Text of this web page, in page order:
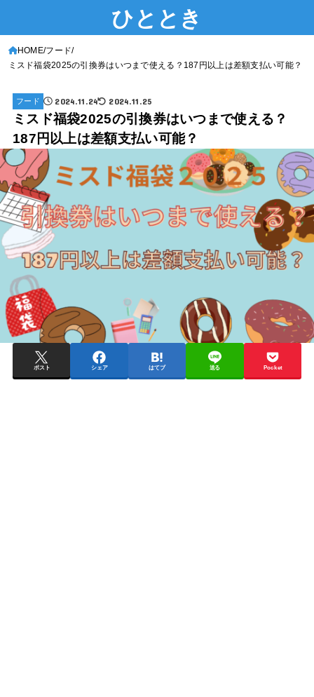
ひととき
HOME フード
ミスド福袋2025の引換券はいつまで使える？187円以上は差額支払い可能？
フード 2024.11.24 2024.11.25
ミスド福袋2025の引換券はいつまで使える？
187円以上は差額支払い可能？
ポスト シェア はてブ 送る Pocket